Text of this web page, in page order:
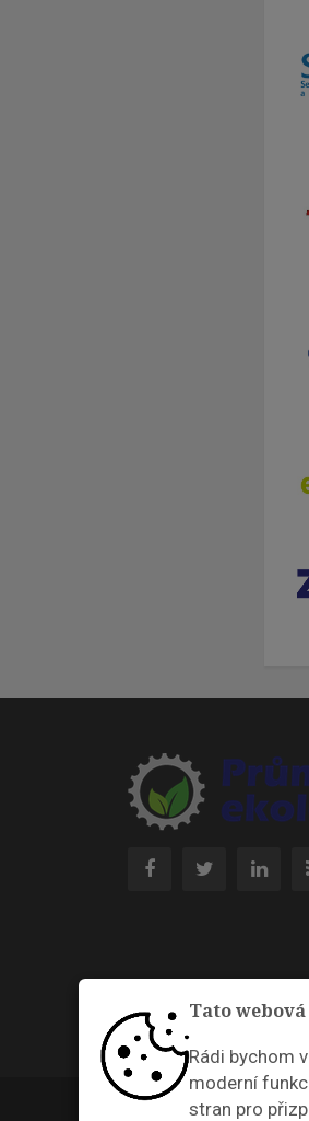
Tato
Rádi bychom
moderní
stran pro
Průmyslová ekologie ©